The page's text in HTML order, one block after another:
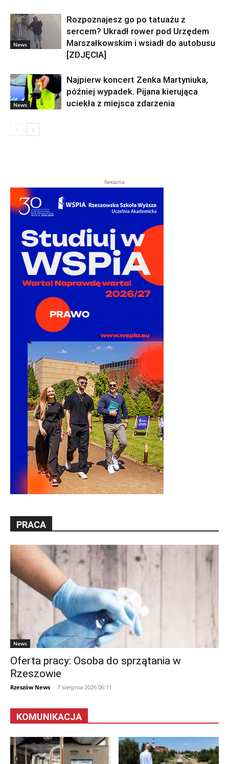
News
Rozpoznajesz go po tatuażu z
sercem? Ukradł rower pod Urzędem
Marszałkowskim i wsiadł do autobusu
[ZDJĘCIA]
News
Najpierw koncert Zenka Martyniuka,
później wypadek. Pijana kierująca
uciekła z miejsca zdarzenia
Reklama
PRACA
News
Oferta pracy: Osoba do sprzątania w
Rzeszowie
Rzeszów News - 7 sierpnia 2026 06:11
KOMUNIKACJA